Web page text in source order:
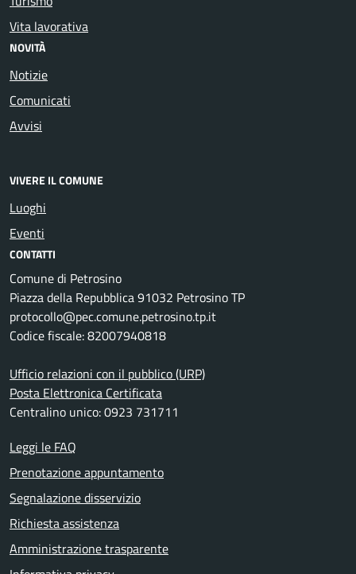
Vita lavorativa
NOVITÀ
Notizie
Comunicati
Avvisi
VIVERE IL COMUNE
Luoghi
Eventi
CONTATTI
Comune di Petrosino
Piazza della Repubblica 91032 Petrosino TP
protocollo@pec.comune.petrosino.tp.it
Codice fiscale: 82007940818
Ufficio relazioni con il pubblico (URP)
Posta Elettronica Certificata
Centralino unico: 0923 731711
Leggi le FAQ
Prenotazione appuntamento
Segnalazione disservizio
Richiesta assistenza
Amministrazione trasparente